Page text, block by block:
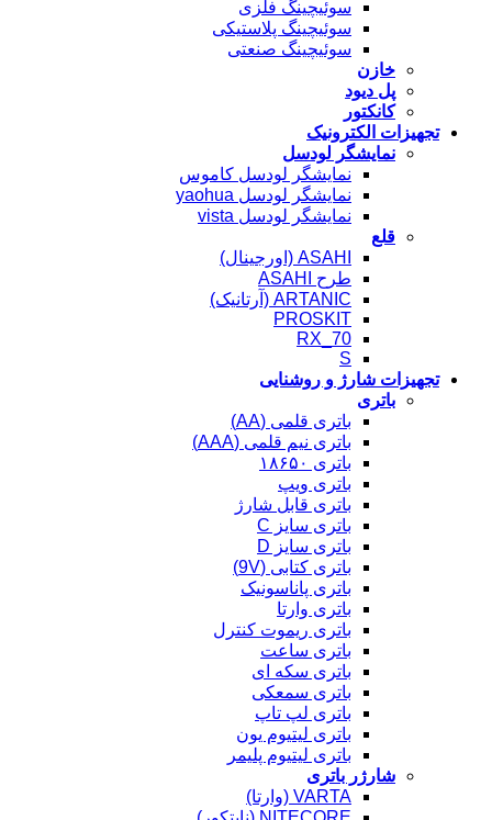
سوئیچینگ فلزی
سوئیچینگ پلاستیکی
سوئیچینگ صنعتی
خازن
پل دیود
کانکتور
تجهیزات الکترونیک
نمایشگر لودسل
نمایشگر لودسل کاموس
نمایشگر لودسل yaohua
نمایشگر لودسل vista
قلع
ASAHI (اورجینال)
طرح ASAHI
ARTANIC (آرتانیک)
PROSKIT
RX_70
S
تجهیزات شارژ و روشنایی
باتری
باتری قلمی (AA)
باتری نیم قلمی (AAA)
باتری ۱۸۶۵۰
باتری ویپ
باتری قابل شارژ
باتری سایز C
باتری سایز D
باتری کتابی (9V)
باتری پاناسونیک
باتری وارتا
باتری ریموت کنترل
باتری ساعت
باتری سکه ای
باتری سمعکی
باتری لپ تاپ
باتری لیتیوم یون
باتری لیتیوم پلیمر
شارژر باتری
VARTA (وارتا)